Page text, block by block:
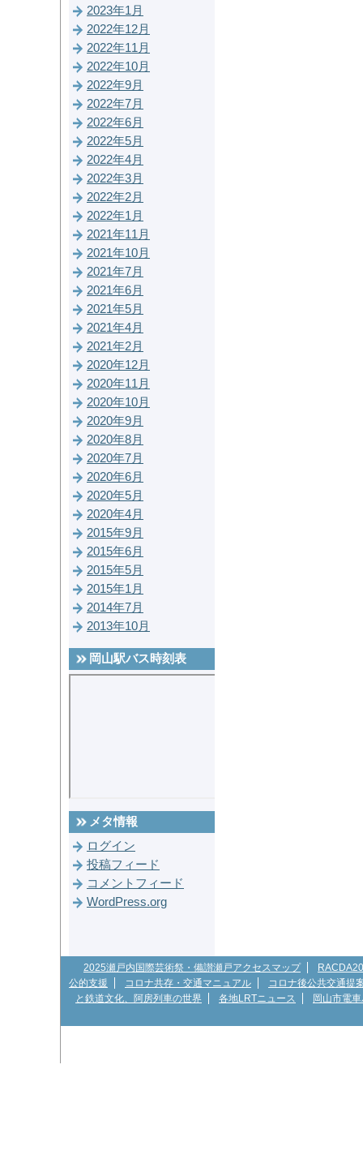
2023年1月
2022年12月
2022年11月
2022年10月
2022年9月
2022年7月
2022年6月
2022年5月
2022年4月
2022年3月
2022年2月
2022年1月
2021年11月
2021年10月
2021年7月
2021年6月
2021年5月
2021年4月
2021年2月
2020年12月
2020年11月
2020年10月
2020年9月
2020年8月
2020年7月
2020年6月
2020年5月
2020年4月
2015年9月
2015年6月
2015年5月
2015年1月
2014年7月
2013年10月
岡山駅バス時刻表
メタ情報
ログイン
投稿フィード
コメントフィード
WordPress.org
2025瀬戸内国際芸術祭・備讃瀬戸アクセスマップ
公的支援
コロナ共存・交通マニュアル
コロナ後公共交通提
と鉄道文化、阿房列車の世界
各地LRTニュース 岡山市電